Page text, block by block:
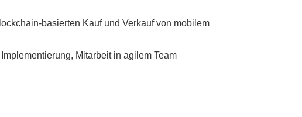
basierten Kauf und Verkauf von mobilem
Mitarbeit in agilem Team